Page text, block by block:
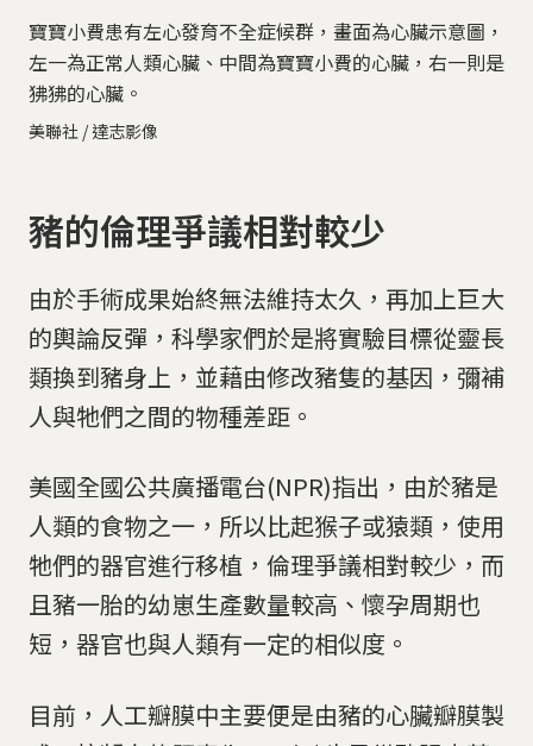
寶寶小費患有左心發育不全症候群，畫面為心臟示意圖，
左一為正常人類心臟、中間為寶寶小費的心臟，右一則是
狒狒的心臟。
美聯社 / 達志影像
豬的倫理爭議相對較少
由於手術成果始終無法維持太久，再加上巨大
的輿論反彈，科學家們於是將實驗目標從靈長
類換到豬身上，並藉由修改豬隻的基因，彌補
人與牠們之間的物種差距。
美國全國公共廣播電台(NPR)指出，由於豬是
人類的食物之一，所以比起猴子或猿類，使用
牠們的器官進行移植，倫理爭議相對較少，而
且豬一胎的幼崽生產數量較高、懷孕周期也
短，器官也與人類有一定的相似度。
目前，人工瓣膜中主要便是由豬的心臟瓣膜製